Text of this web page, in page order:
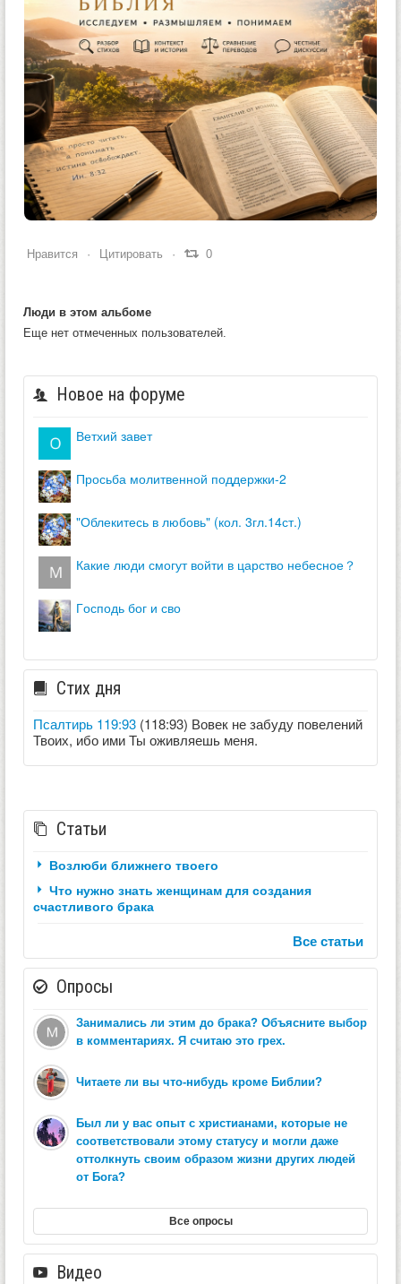
0 0
Нравится Цитировать 0
Люди в этом альбоме
Еще нет отмеченных пользователей.
Новое на форуме
ветхий завет
просьба молитвенной поддержки-2
"облекитесь в любовь" (кол. 3гл.14ст.)
какие люди смогут войти в царство небесное？
господь бог и сво
Стих дня
Псалтирь 119:93 (118:93) Вовек не забуду повелений
Твоих, ибо ими Ты оживляешь меня.
Статьи
Возлюби ближнего твоего
Что нужно знать женщинам для создания
счастливого брака
Все статьи
Опросы
Занимались ли этим до брака? Объясните выбор
в комментариях. Я считаю это грех.
Читаете ли вы что-нибудь кроме Библии?
Был ли у вас опыт с христианами, которые не
соответствовали этому статусу и могли даже
оттолкнуть своим образом жизни других людей
от Бога?
Все опросы
Видео